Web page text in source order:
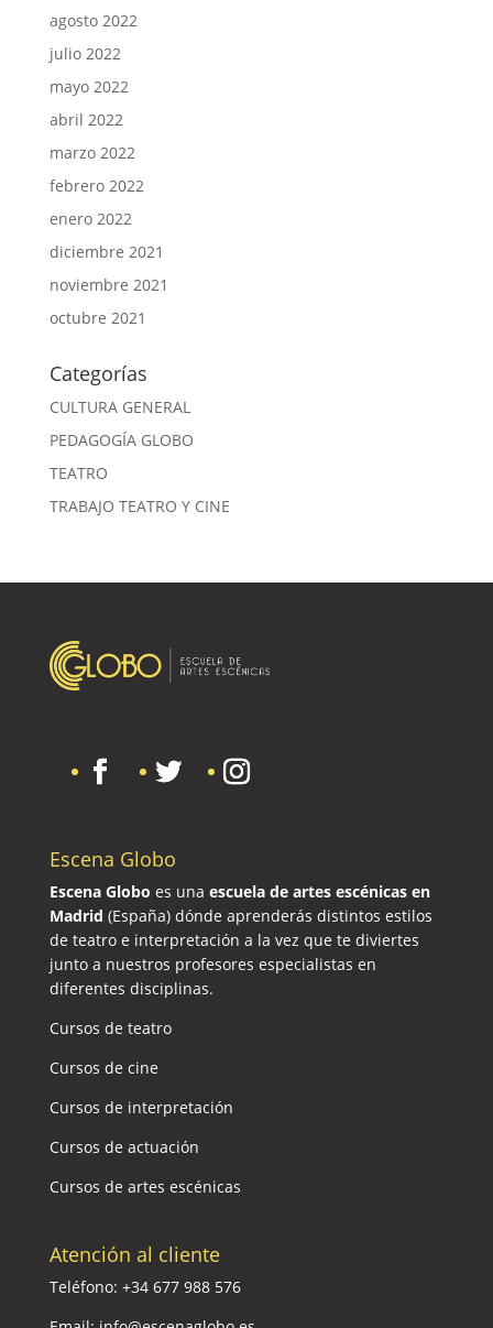
agosto 2022
julio 2022
mayo 2022
abril 2022
marzo 2022
febrero 2022
enero 2022
diciembre 2021
noviembre 2021
octubre 2021
Categorías
CULTURA GENERAL
PEDAGOGÍA GLOBO
TEATRO
TRABAJO TEATRO Y CINE
Escena Globo
Escena Globo es una escuela de artes escénicas en
Madrid (España) dónde aprenderás distintos estilos
de teatro e interpretación a la vez que te diviertes
junto a nuestros profesores especialistas en
diferentes disciplinas.
Cursos de teatro
Cursos de cine
Cursos de interpretación
Cursos de actuación
Cursos de artes escénicas
Atención al cliente
Teléfono: +34 677 988 576